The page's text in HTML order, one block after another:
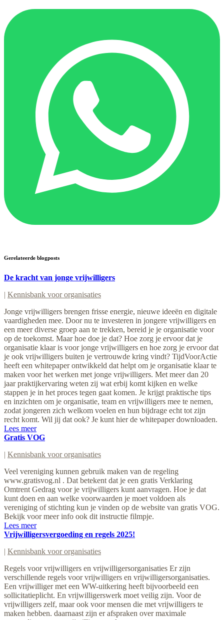
Gerelateerde blogposts
De kracht van jonge vrijwilligers
| Kennisbank voor organisaties
Jonge vrijwilligers brengen frisse energie, nieuwe ideeën en digitale
vaardigheden mee. Door nu te investeren in jongere vrijwilligers en
een meer diverse groep aan te trekken, bereid je je organisatie voor
op de toekomst. Maar hoe doe je dat? Hoe zorg je ervoor dat je
organisatie klaar is voor jonge vrijwilligers en hoe zorg je ervoor dat
je ook vrijwilligers buiten je vertrouwde kring vindt? TijdVoorActie
heeft een whitepaper ontwikkeld dat helpt om je organisatie klaar te
maken voor het werken met jonge vrijwilligers. Met meer dan 20
jaar praktijkervaring weten zij wat erbij komt kijken en welke
stappen je in het proces tegen gaat komen. Je krijgt praktische tips
en inzichten om je organisatie, team en vrijwilligers mee te nemen,
zodat jongeren zich welkom voelen en hun bijdrage echt tot zijn
recht komt. Wil jij dat ook? Je kunt hier de whitepaper downloaden.
Lees meer
Gratis VOG
| Kennisbank voor organisaties
Veel vereniging kunnen gebruik maken van de regeling
www.gratisvog.nl . Dat betekent dat je een gratis Verklaring
Omtrent Gedrag voor je vrijwilligers kunt aanvragen. Hoe je dat
kunt doen en aan welke voorwaarden je moet voldoen als
vereniging of stichting kun je vinden op de website van gratis VOG.
Bekijk voor meer info ook dit instructie filmpje.
Lees meer
Vrijwilligersvergoeding en regels 2025!
| Kennisbank voor organisaties
Regels voor vrijwilligers en vrijwilligersorganisaties Er zijn
verschillende regels voor vrijwilligers en vrijwilligersorganisaties.
Een vrijwilliger met een WW-uitkering heeft bijvoorbeeld een
sollicitatieplicht. En vrijwilligerswerk moet veilig zijn. Voor de
vrijwilligers zelf, maar ook voor mensen die met vrijwilligers te
maken hebben. daarnaast zijn er afspraken over maximale